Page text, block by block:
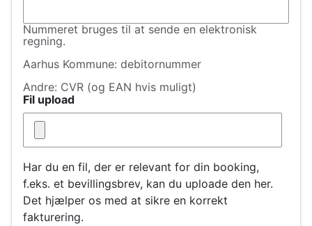
Nummeret bruges til at sende en elektronisk
regning.
Aarhus Kommune: debitornummer
Andre: CVR (og EAN hvis muligt)
Fil upload
Har du en fil, der er relevant for din booking,
f.eks. et bevillingsbrev, kan du uploade den her.
Det hjælper os med at sikre en korrekt
fakturering.